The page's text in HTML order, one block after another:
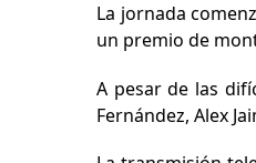
La jornada
un premio de
A pesar de las
Fernández, Alex